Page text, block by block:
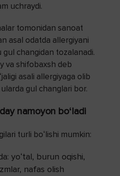
uchraydi.
tomonidan sanoat
asal odatda allergiyani
gul changidan tozalanadi.
va shifobaxsh deb
asali allergiyaga olib
gul changlari bor.
namoyon boʻladi
turli boʻlishi mumkin:
yoʻtal, burun oqishi,
nafas olish